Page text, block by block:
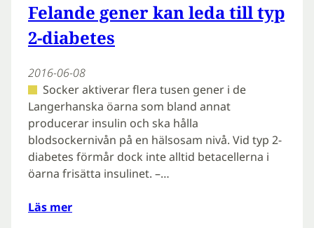
Felande gener kan leda till typ
2-diabetes
2016-06-08
Socker aktiverar flera tusen gener i de
Langerhanska öarna som bland annat
producerar insulin och ska hålla
blodsockernivån på en hälsosam nivå. Vid typ 2-
diabetes förmår dock inte alltid betacellerna i
öarna frisätta insulinet. –…
Läs mer